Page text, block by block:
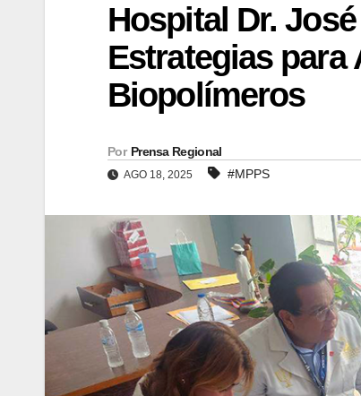
Hospital Dr.
Estrategias
Biopolímeros
Por Prensa Regional
AGO 18, 2025 #MPPS